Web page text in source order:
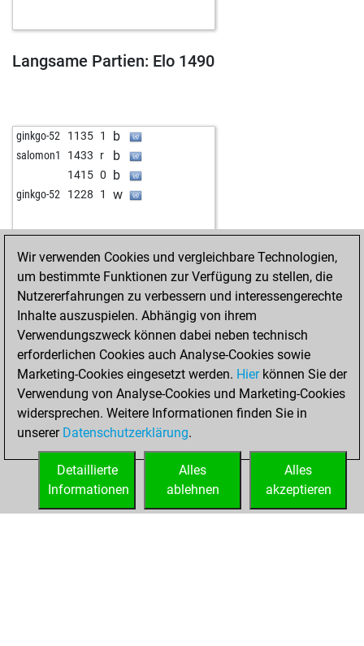
Langsame Partien: Elo 1490
ginkgo-52 1135 1 b
salomon1 1433 r b
1415 0 b
ginkgo-52 1228 1 w
STARTSEITE ERFOLGE
Wir verwenden Cookies und vergleichbare Technologien,
um bestimmte Funktionen zur Verfügung zu stellen, die
Nutzererfahrungen zu verbessern und interessengerechte
Inhalte auszuspielen. Abhängig von ihrem
Verwendungszweck können dabei neben technisch
erforderlichen Cookies auch Analyse-Cookies sowie
Marketing-Cookies eingesetzt werden. Hierkönnen Sie der
Verwendung von Analyse-Cookies und Marketing-Cookies
widersprechen. Weitere Informationen finden Sie in
unserer Datenschutzerklärung.
Alles
akzeptieren
Alles
ablehnen
Detaillierte
Informationen